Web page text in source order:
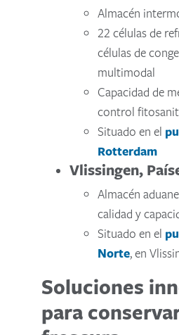
Almacén
22 células de
células de
multimodal
Capacidad de
control
Situado en el
Rotterdam
Vlissingen,
Almacén
calidad y
Situado en el
Norte, en
Soluciones
para